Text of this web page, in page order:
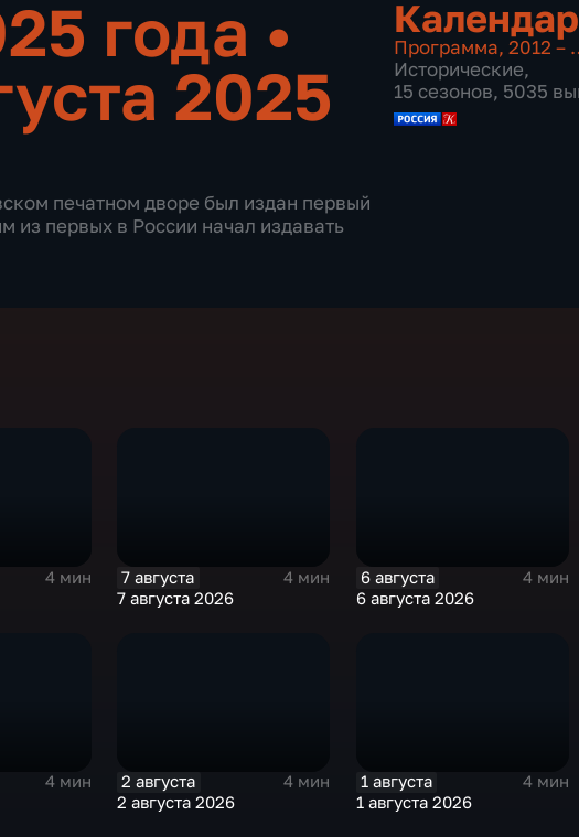
года •
2025
печатном дворе был издан первый
из первых в России начал издавать
Программа, 2012 –
Исторические,
15 сезонов, 5035
4 мин
7 августа
4 мин
7 августа 2026
6 августа
4 мин
6 августа 2026
4 мин
2 августа
4 мин
2 августа 2026
1 августа
4 мин
1 августа 2026